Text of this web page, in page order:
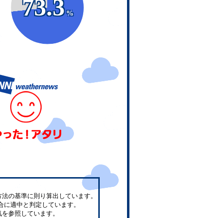
73.3
%
の基準に則り算出しています。
に適中と判定しています。
参照しています。